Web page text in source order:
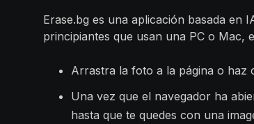
Erase.bg es una aplicación basada en
principiantes que usan una PC o Mac,
Arrastra la foto a la página o haz
Una vez que el navegador ha
hasta que te quedes con una